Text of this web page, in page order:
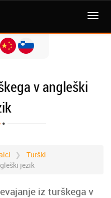
MENI
v angleški
Turški
jezik
iz turškega v